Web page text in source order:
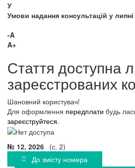
У
Умови надання консультацій у
-A
A+
Стаття доступна
зареєстрованих
Шановний користувач!
Для оформлення передплати будь
зареєструйтеся.
№ 12, 2026 (с. 2)
До змісту номера